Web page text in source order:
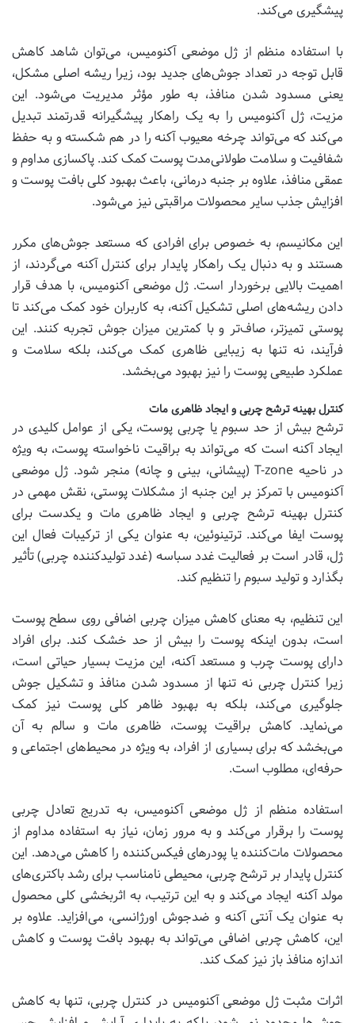
پیشگیری می‌کند.
با استفاده منظم از ژل موضعی آکنومیس، می‌توان شاهد کاهش
قابل توجه در تعداد جوش‌های جدید بود، زیرا ریشه اصلی مشکل،
یعنی مسدود شدن منافذ، به طور مؤثر مدیریت می‌شود. این
مزیت، ژل آکنومیس را به یک راهکار پیشگیرانه قدرتمند تبدیل
می‌کند که می‌تواند چرخه معیوب آکنه را در هم شکسته و به حفظ
شفافیت و سلامت طولانی‌مدت پوست کمک کند. پاکسازی مداوم و
عمقی منافذ، علاوه بر جنبه درمانی، باعث بهبود کلی بافت پوست و
افزایش جذب سایر محصولات مراقبتی نیز می‌شود.
این مکانیسم، به خصوص برای افرادی که مستعد جوش‌های مکرر
هستند و به دنبال یک راهکار پایدار برای کنترل آکنه می‌گردند، از
اهمیت بالایی برخوردار است. ژل موضعی آکنومیس، با هدف قرار
دادن ریشه‌های اصلی تشکیل آکنه، به کاربران خود کمک می‌کند تا
پوستی تمیزتر، صاف‌تر و با کمترین میزان جوش تجربه کنند. این
فرآیند، نه تنها به زیبایی ظاهری کمک می‌کند، بلکه سلامت و
عملکرد طبیعی پوست را نیز بهبود می‌بخشد.
کنترل بهینه ترشح چربی و ایجاد ظاهری مات
ترشح بیش از حد سبوم یا چربی پوست، یکی از عوامل کلیدی در
ایجاد آکنه است که می‌تواند به براقیت ناخواسته پوست، به ویژه
در ناحیه T-zone (پیشانی، بینی و چانه) منجر شود. ژل موضعی
آکنومیس با تمرکز بر این جنبه از مشکلات پوستی، نقش مهمی در
کنترل بهینه ترشح چربی و ایجاد ظاهری مات و یکدست برای
پوست ایفا می‌کند. ترتینوئین، به عنوان یکی از ترکیبات فعال این
ژل، قادر است بر فعالیت غدد سباسه (غدد تولیدکننده چربی) تأثیر
بگذارد و تولید سبوم را تنظیم کند.
این تنظیم، به معنای کاهش میزان چربی اضافی روی سطح پوست
است، بدون اینکه پوست را بیش از حد خشک کند. برای افراد
دارای پوست چرب و مستعد آکنه، این مزیت بسیار حیاتی است،
زیرا کنترل چربی نه تنها از مسدود شدن منافذ و تشکیل جوش
جلوگیری می‌کند، بلکه به بهبود ظاهر کلی پوست نیز کمک
می‌نماید. کاهش براقیت پوست، ظاهری مات و سالم به آن
می‌بخشد که برای بسیاری از افراد، به ویژه در محیط‌های اجتماعی و
حرفه‌ای، مطلوب است.
استفاده منظم از ژل موضعی آکنومیس، به تدریج تعادل چربی
پوست را برقرار می‌کند و به مرور زمان، نیاز به استفاده مداوم از
محصولات مات‌کننده یا پودرهای فیکس‌کننده را کاهش می‌دهد. این
کنترل پایدار بر ترشح چربی، محیطی نامناسب برای رشد باکتری‌های
مولد آکنه ایجاد می‌کند و به این ترتیب، به اثربخشی کلی محصول
به عنوان یک آنتی آکنه و ضدجوش اورژانسی، می‌افزاید. علاوه بر
این، کاهش چربی اضافی می‌تواند به بهبود بافت پوست و کاهش
اندازه منافذ باز نیز کمک کند.
اثرات مثبت ژل موضعی آکنومیس در کنترل چربی، تنها به کاهش